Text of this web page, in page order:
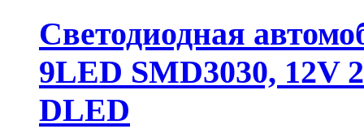
Светодиодная
9LED SMD3030, 12V
DLED